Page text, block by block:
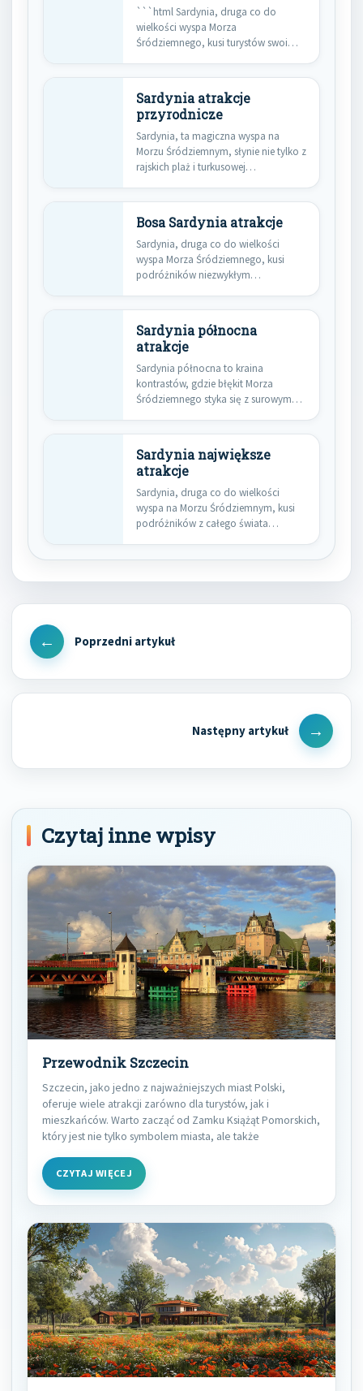
```html Sardynia, druga co do
wielkości wyspa Morza
Śródziemnego, kusi turystów swoimi
Sardynia atrakcje
przyrodnicze
Sardynia, ta magiczna wyspa na
Morzu Śródziemnym, słynie nie tylko z
rajskich plaż i turkusowej…
Bosa Sardynia atrakcje
Sardynia, druga co do wielkości
wyspa Morza Śródziemnego, kusi
podróżników niezwykłym
Sardynia północna
atrakcje
Sardynia północna to kraina
kontrastów, gdzie błękit Morza
Śródziemnego styka się z surowym
Sardynia największe
atrakcje
Sardynia, druga co do wielkości
wyspa na Morzu Śródziemnym, kusi
podróżników z całego świata
Nawigacja
wpisu
Previous
Next
Post
Czytaj inne wpisy
Przewodnik Szczecin
Szczecin, jako jedno z najważniejszych miast Polski,
oferuje wiele atrakcji zarówno dla turystów, jak i
mieszkańców. Warto zacząć od Zamku Książąt Pomorskich,
który jest nie tylko symbolem miasta, ale także
CZYTAJ WIĘCEJ